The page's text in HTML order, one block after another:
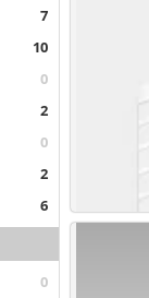
7
10
0
2
0
2
6
0